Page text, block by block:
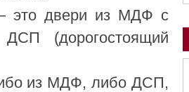
это двери из МДФ с
(дорогостоящий
из МДФ, либо ДСП,